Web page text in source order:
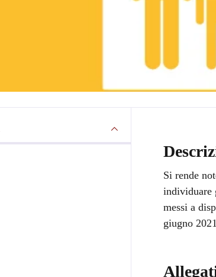
Si rende
individuare
messi a
giugno